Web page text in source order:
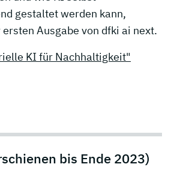
gestaltet werden kann,
Ausgabe von dfki ai next.
KI für Nachhaltigkeit"
bis Ende 2023)